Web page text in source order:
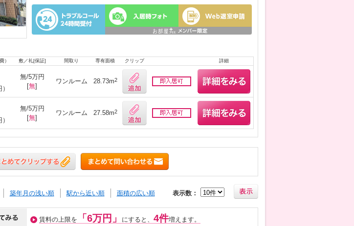
） 敷／礼[保証] 間取り 専有面積 クリップ 詳細
無/5万円
[無]
ワンルーム 28.73m2
無/5万円
[無]
ワンルーム 27.58m2
築年月の浅い順 駅から近い順 面積の広い順 表示数：
賃料の上限を 「6万円」 にすると、 4件増えます。